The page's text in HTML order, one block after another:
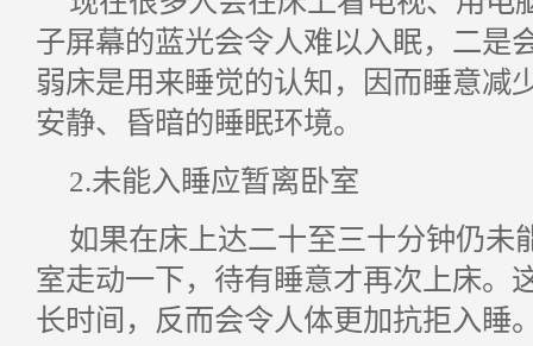
子屏幕的蓝光会令人难以入眠，二是
弱床是用来睡觉的认知，因而睡意减
安静、昏暗的睡眠环境。
2.未能入睡应暂离卧室
如果在床上达二十至三十分钟仍未
室走动一下，待有睡意才再次上床。
长时间，反而会令人体更加抗拒入睡